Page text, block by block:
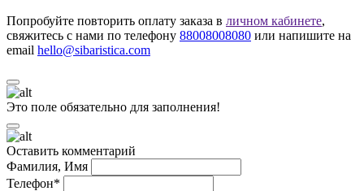
Попробуйте повторить оплату заказа в личном кабинете,
свяжитесь с нами по телефону 88008008080 или напишите на
email hello@sibaristica.com
Это поле обязательно для заполнения!
Оставить комментарий
Фамилия, Имя
Телефон*